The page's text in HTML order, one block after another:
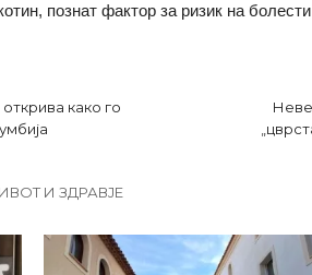
познат фактор за ризик на
како го
И ЗДРАВЈЕ